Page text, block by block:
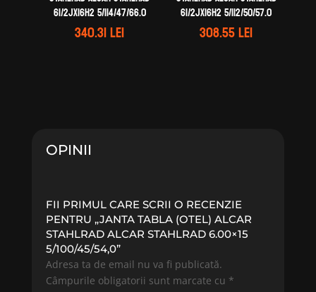
61/2Jx16H2 5/114/47/66.0
340.31lei
61/2Jx16H2 5/112/50/57.0
308.55lei
OPINII
FII PRIMUL CARE SCRII O RECENZIE
PENTRU „JANTA TABLA (OTEL) ALCAR
STAHLRAD ALCAR STAHLRAD 6.00×15
5/100/45/54,0”
Adresa ta de email nu va fi publicată.
Câmpurile obligatorii sunt marcate cu *